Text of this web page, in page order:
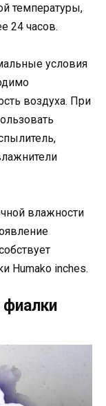
температуры,
24 часов.
условия
воздуха. При
влажности
Humako inches.